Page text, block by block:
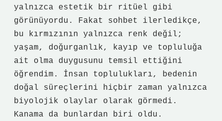
yalnızca estetik bir ritüel gibi
görünüyordu. Fakat sohbet ilerledikçe,
bu kırmızının yalnızca renk değil;
yaşam, doğurganlık, kayıp ve topluluğa
ait olma duygusunu temsil ettiğini
öğrendim. İnsan toplulukları, bedenin
doğal süreçlerini hiçbir zaman yalnızca
biyolojik olaylar olarak görmedi.
Kanama da bunlardan biri oldu.